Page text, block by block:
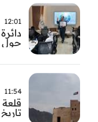
12:01
حول
11:54